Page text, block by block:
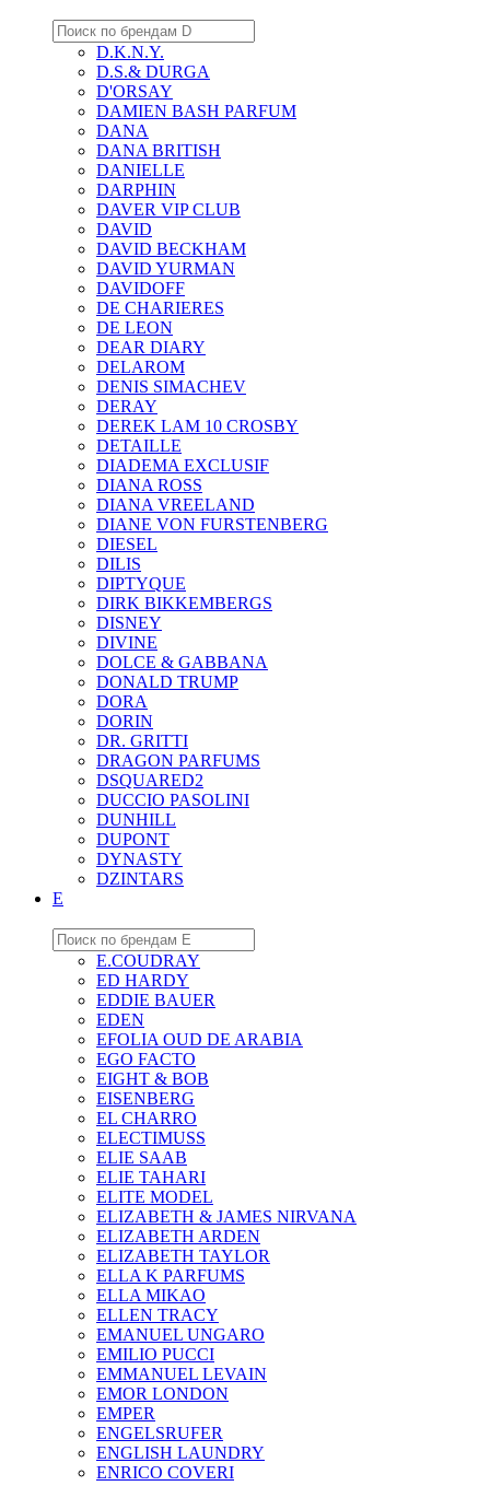
D.K.N.Y.
D.S.& DURGA
D'ORSAY
DAMIEN BASH PARFUM
DANA
DANA BRITISH
DANIELLE
DARPHIN
DAVER VIP CLUB
DAVID
DAVID BECKHAM
DAVID YURMAN
DAVIDOFF
DE CHARIERES
DE LEON
DEAR DIARY
DELAROM
DENIS SIMACHEV
DERAY
DEREK LAM 10 CROSBY
DETAILLE
DIADEMA EXCLUSIF
DIANA ROSS
DIANA VREELAND
DIANE VON FURSTENBERG
DIESEL
DILIS
DIPTYQUE
DIRK BIKKEMBERGS
DISNEY
DIVINE
DOLCE & GABBANA
DONALD TRUMP
DORA
DORIN
DR. GRITTI
DRAGON PARFUMS
DSQUARED2
DUCCIO PASOLINI
DUNHILL
DUPONT
DYNASTY
DZINTARS
E
E.COUDRAY
ED HARDY
EDDIE BAUER
EDEN
EFOLIA OUD DE ARABIA
EGO FACTO
EIGHT & BOB
EISENBERG
EL CHARRO
ELECTIMUSS
ELIE SAAB
ELIE TAHARI
ELITE MODEL
ELIZABETH & JAMES NIRVANA
ELIZABETH ARDEN
ELIZABETH TAYLOR
ELLA K PARFUMS
ELLA MIKAO
ELLEN TRACY
EMANUEL UNGARO
EMILIO PUCCI
EMMANUEL LEVAIN
EMOR LONDON
EMPER
ENGELSRUFER
ENGLISH LAUNDRY
ENRICO COVERI